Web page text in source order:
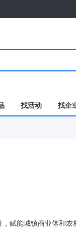
找活动 找企
赋能城镇商业体和农